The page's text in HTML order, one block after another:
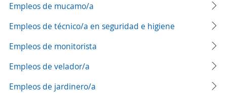
Empleos de mucamo/a
Empleos de técnico/a en seguridad e higiene
Empleos de monitorista
Empleos de velador/a
Empleos de jardinero/a